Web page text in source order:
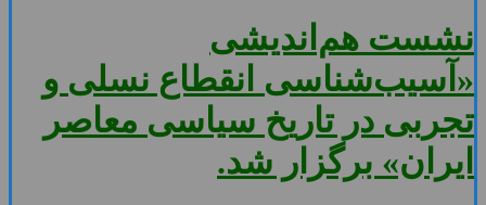
نشست هم‌اندیشی
«آسیب‌شناسی انقطاع نسلی و
تجربی در تاریخ سیاسی معاصر
ایران» برگزار شد.